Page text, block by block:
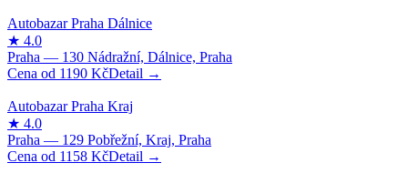
1190 Kč
1158 Kč